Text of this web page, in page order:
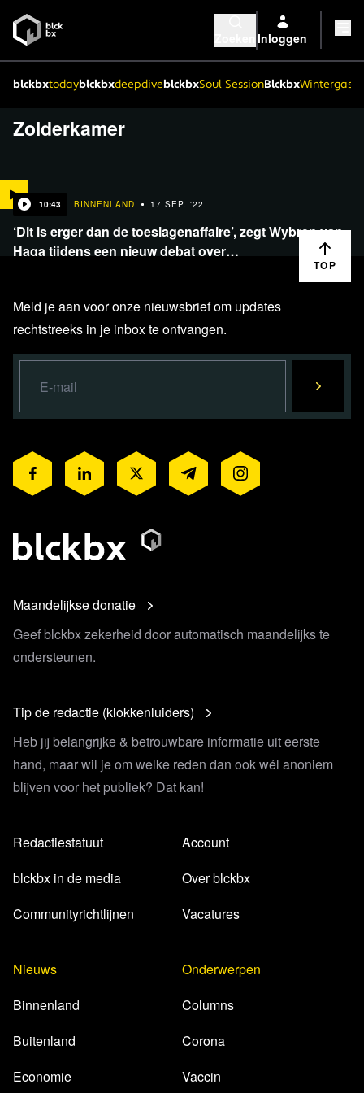
Inloggen
blckbxtodayblckbxdeepdiveblckbxSoul SessionBlckbx
Zolderkamer
10:43 BINNENLAND 17 SEP. '22
‘Dit is erger dan de toeslagenaffaire’, zegt Wybren van
Haga tijdens een nieuw debat over…
TOP
Meld je aan voor onze nieuwsbrief om updates
rechtstreeks in je inbox te ontvangen.
Maandelijkse donatie
Geef blckbx zekerheid door automatisch maandelijks te
ondersteunen.
Tip de redactie (klokkenluiders)
Heb jij belangrijke & betrouwbare informatie uit eerste
hand, maar wil je om welke reden dan ook wél anoniem
blijven voor het publiek? Dat kan!
Redactiestatuut
blckbx in de media
Communityrichtlijnen
Account
Over blckbx
Vacatures
Nieuws
Binnenland
Buitenland
Economie
Onderwerpen
Columns
Corona
Vaccin